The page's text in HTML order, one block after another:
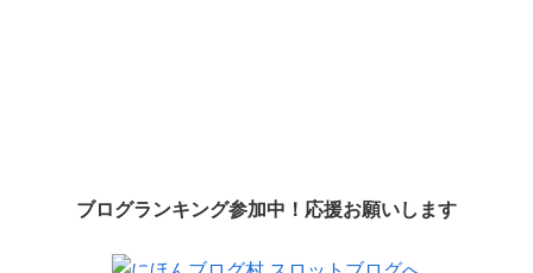
ブログランキング参加中！応援お願いします